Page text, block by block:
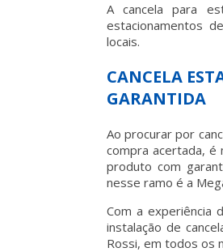
A cancela para
estacionamentos
locais.
CANCELA
GARANTIDA
Ao procurar por
compra acertada, é
produto com
nesse ramo é a
Com a experiência
instalação de
Rossi, em todos os